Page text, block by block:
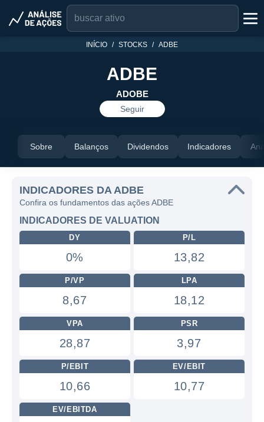
INÍCIO STOCKS ADBE
ADBE
ADOBE
Seguir
Sobre Balanços Dividendos Indicadores
INDICADORES DA ADBE
Confira os fundamentos das ações ADBE
INDICADORES DE VALUATION
DY
0%
P/L
13,82
P/VP
8,67
LPA
18,12
VPA
28,87
PSR
3,97
P/EBIT
10,66
EV/EBIT
10,77
EV/EBITDA